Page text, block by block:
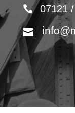
07121 /